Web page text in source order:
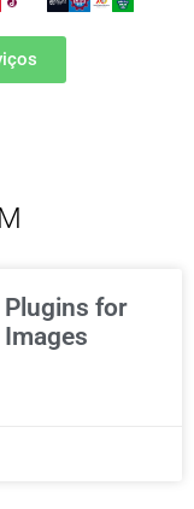
Plugins for